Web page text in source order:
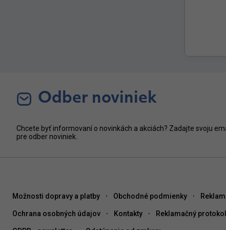
Odber noviniek
Chcete byť informovaní o novinkách a akciách? Zadajte svoju
pre odber noviniek.
Možnosti dopravy a platby Obchodné podmienky
Ochrana osobných údajov Kontakty Reklamačný protokol